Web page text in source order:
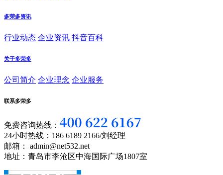
多荣多资讯
行业动态 企业资讯 抖音百科
关于多荣多
公司简介 企业理念 企业服务
联系多荣多
免费咨询热线：
24小时热线：186 6189 2166/刘经理
邮箱： admin@net532.net
地址：青岛市李沧区中海国际广场1807室